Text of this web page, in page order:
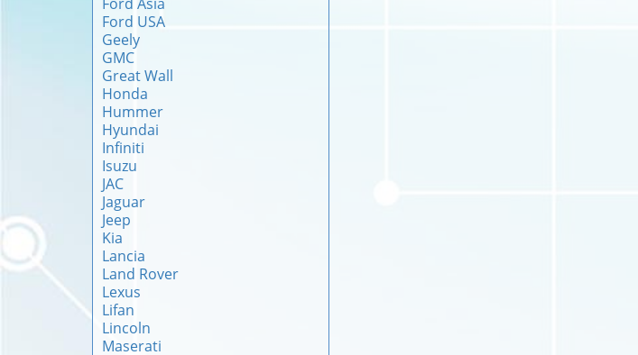
Ford USA
Geely
GMC
Great Wall
Honda
Hummer
Hyundai
Infiniti
Isuzu
JAC
Jaguar
Jeep
Kia
Lancia
Land Rover
Lexus
Lifan
Lincoln
Maserati